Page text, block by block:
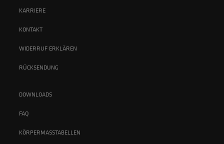
KARRIERE
KONTAKT
WIDERRUF ERKLÄREN
RÜCKSENDUNG
DOWNLOADS
FAQ
KÖRPERMASSTABELLEN